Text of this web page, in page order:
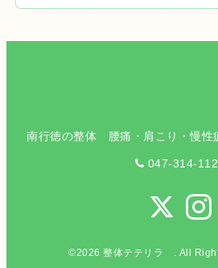
南行徳の整体 腰痛・肩こり・慢性
047-314-
©2026整体テテリラ . All